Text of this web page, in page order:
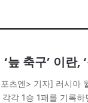
축구’ 이란,
츠엔> 기자] 러시아
각 1승 1패를 기록